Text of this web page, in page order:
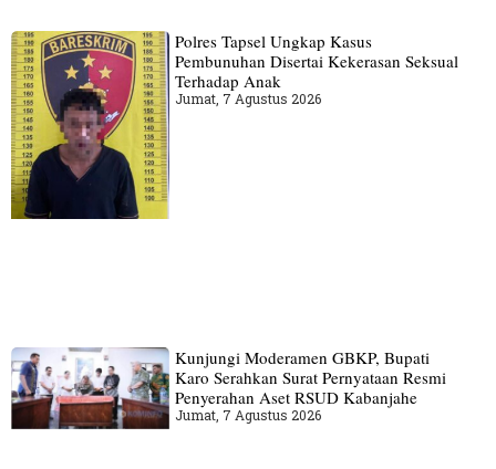
Polres Tapsel Ungkap Kasus
Pembunuhan Disertai Kekerasan Seksual
Terhadap Anak
Jumat, 7 Agustus 2026
Kunjungi Moderamen GBKP, Bupati
Karo Serahkan Surat Pernyataan Resmi
Penyerahan Aset RSUD Kabanjahe
Jumat, 7 Agustus 2026